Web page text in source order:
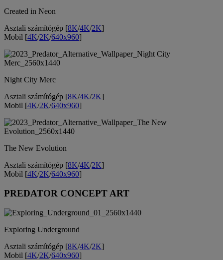
Created in Neon
Asztali számítógép [8K/4K/2K]
Mobil [4K/2K/640x960]
Night City Merc
Asztali számítógép [8K/4K/2K]
Mobil [4K/2K/640x960]
The New Evolution
Asztali számítógép [8K/4K/2K]
Mobil [4K/2K/640x960]
PREDATOR CONCEPT ART
Exploring Underground
Asztali számítógép [8K/4K/2K]
Mobil [4K/2K/640x960]